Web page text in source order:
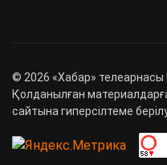
© 2026 «Хабар» телеарнасы
Қолданылған
сайтына гиперсілтеме